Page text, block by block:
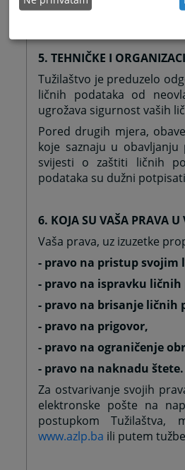
ili rokovima propisanim
5. TEHNIČKE I
Tužilaštvo je preduzelo
ličnih podataka od
ugrožava sigurnost vaših
Pored drugih mjera,
koje saznaju u
svijesti o zaštiti ličnih
podataka su dužni
6. KOJA SU VAŠA PRAVA
Vaša prava, uz izuzetke
- pravo na pristup svojim
- pravo na ispravku
- pravo na brisanje ličnih
- pravo na prigovor,
- pravo na ograničenje
- pravo na naknadu štete.
Za ostvarivanje svojih
elektronske pošte na
postupkom Tužilaštva,
www.azlp.ba ili putem